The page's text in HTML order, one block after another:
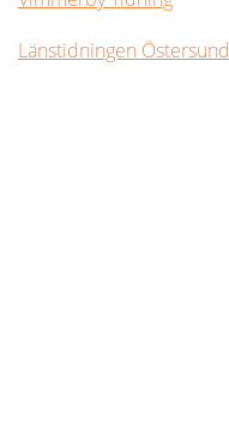
Länstidningen Östersund